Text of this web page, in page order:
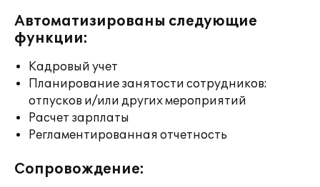
Автоматизированы следующие
функции:
Кадровый учет
Планирование занятости сотрудников:
отпусков и/или других мероприятий
Расчет зарплаты
Регламентированная отчетность
Сопровождение: